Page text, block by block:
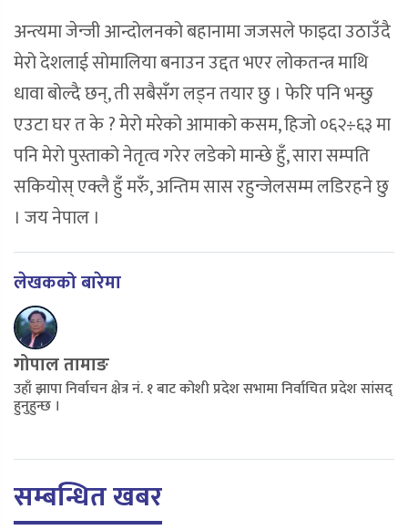
अन्त्यमा जेन्जी आन्दोलनको बहानामा जजसले फाइदा उठाउँदै
मेरो देशलाई सोमालिया बनाउन उद्दत भएर लोकतन्त्र माथि
धावा बोल्दै छन्, ती सबैसँग लड्न तयार छु । फेरि पनि भन्छु
एउटा घर त के ? मेरो मरेको आमाको कसम, हिजो ०६२÷६३ मा
पनि मेरो पुस्ताको नेतृत्व गरेर लडेको मान्छे हुँ, सारा सम्पति
सकियोस् एक्लै हुँ मरुँ, अन्तिम सास रहुन्जेलसम्म लडिरहने छु
। जय नेपाल ।
लेखकको बारेमा
गोपाल तामाङ
उहाँ झापा निर्वाचन क्षेत्र नं. १ बाट कोशी प्रदेश सभामा निर्वाचित प्रदेश सांसद्
हुनुहुन्छ ।
सम्बन्धित खबर